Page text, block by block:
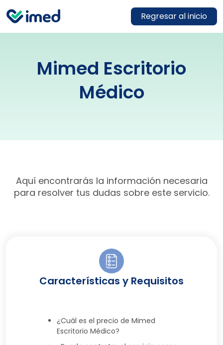
Regresar al inicio
Mimed Escritorio
Médico
Aquí encontrarás la información necesaria
para resolver tus dudas sobre este servicio.
Características y Requisitos
¿Cuál es el precio de Mimed
Escritorio Médico?